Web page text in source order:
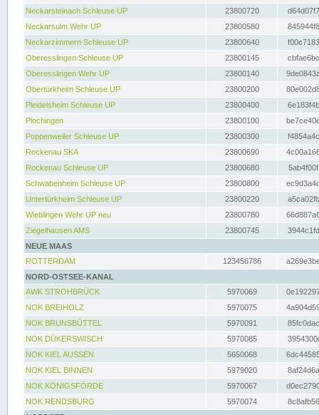
Neckarsteinach Schleuse UP
23800720
Neckarsulm Wehr UP
23800580
Neckarzimmern Schleuse UP
23800640
Oberesslingen Schleuse UP
23800145
Oberesslingen Wehr UP
23800140
Obertürkheim Schleuse UP
23800200
Pleidelsheim Schleuse UP
23800400
Plochingen
23800100
Poppenweiler Schleuse UP
23800300
Rockenau SKA
23800690
Rockenau Schleuse UP
23800680
Schwabenheim Schleuse UP
23800800
Untertürkheim Schleuse UP
23800220
Wieblingen Wehr UP neu
23800780
Ziegelhausen AMS
23800745
NEUE MAAS
ROTTERDAM
123456786
NORD-OSTSEE-KANAL
AWK STROHBRÜCK
5970069
NOK BREIHOLZ
5970075
NOK BRUNSBÜTTEL
5970091
NOK DÜKERSWISCH
5970085
NOK KIEL AUSSEN
5650068
NOK KIEL BINNEN
5979020
NOK KÖNIGSFÖRDE
5970067
NOK RENDSBURG
5970074